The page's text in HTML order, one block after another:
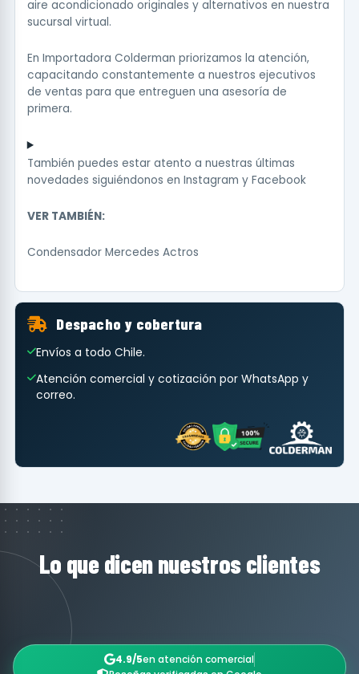
aire acondicionado originales y alternativos en nuestra
sucursal virtual.
En Importadora Colderman priorizamos la atención,
capacitando constantemente a nuestros ejecutivos
de ventas para que entreguen una asesoría de
primera.
También puedes estar atento a nuestras últimas
novedades siguiéndonos en Instagram y Facebook
VER TAMBIÉN:
Condensador Mercedes Actros
Despacho y cobertura
Envíos a todo Chile.
Atención comercial y cotización por WhatsApp y
correo.
Lo que dicen nuestros clientes
4.9/5en atención comercial